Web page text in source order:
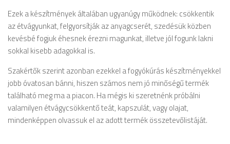
Ezek a készítmények általában ugyanúgy működnek: csökkentik
az étvágyunkat, felgyorsítják az anyagcserét, szedésük közben
kevésbé fogjuk éhesnek érezni magunkat, illetve jól fogunk lakni
sokkal kisebb adagokkal is.
Szakértők szerint azonban ezekkel a fogyókúrás készítményekkel
jobb óvatosan bánni, hiszen számos nem jó minőségű termék
található meg ma a piacon. Ha mégis ki szeretnénk próbálni
valamilyen étvágycsökkentő teát, kapszulát, vagy olajat,
mindenképpen olvassuk el az adott termék összetevőlistáját.